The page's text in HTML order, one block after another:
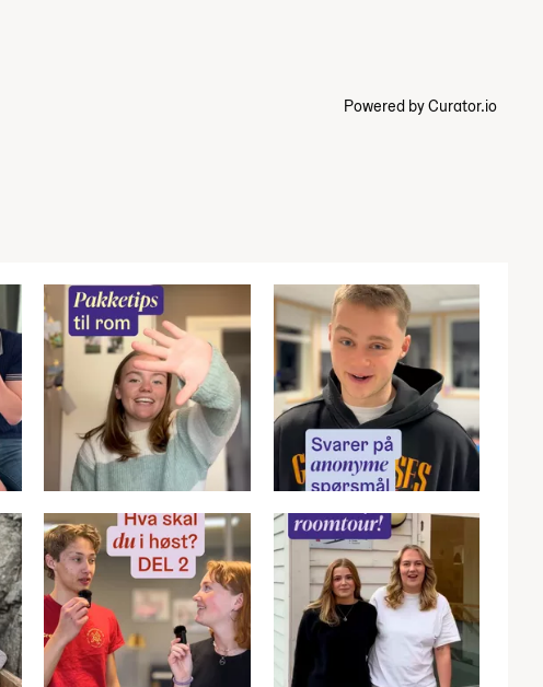
Powered by Curator.io